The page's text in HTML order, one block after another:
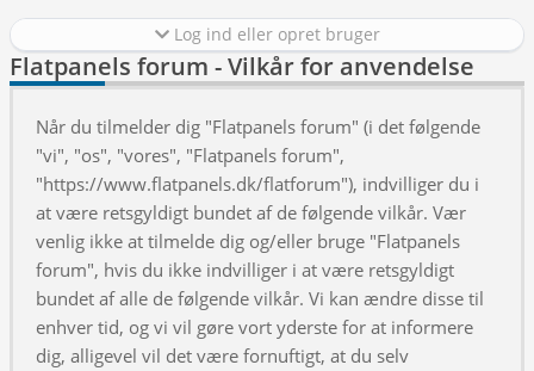
Log ind eller opret bruger
Flatpanels forum - Vilkår for anvendelse
Når du tilmelder dig "Flatpanels forum" (i det følgende
"vi", "os", "vores", "Flatpanels forum",
"https://www.flatpanels.dk/flatforum"), indvilliger du i
at være retsgyldigt bundet af de følgende vilkår. Vær
venlig ikke at tilmelde dig og/eller bruge "Flatpanels
forum", hvis du ikke indvilliger i at være retsgyldigt
bundet af alle de følgende vilkår. Vi kan ændre disse til
enhver tid, og vi vil gøre vort yderste for at informere
dig, alligevel vil det være fornuftigt, at du selv